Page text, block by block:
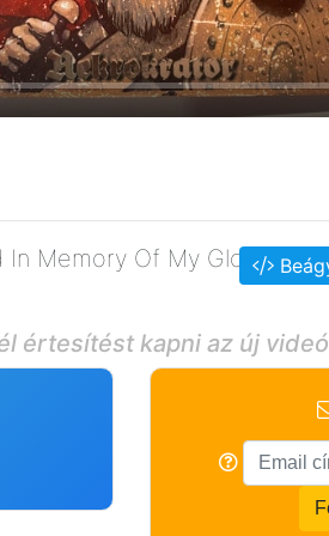
In Memory Of My Glory
értesítést kapni az új